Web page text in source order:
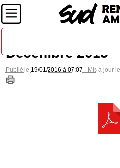
Décembre 2015
Publié le 19/01/2016 à 07:07 - Mis à jour le